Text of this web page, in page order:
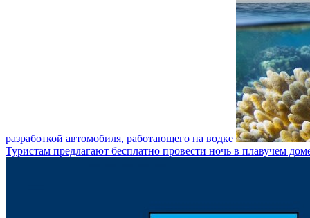
разработкой автомобиля, работающего на водке
Туристам предлагают бесплатно провести ночь в плавучем